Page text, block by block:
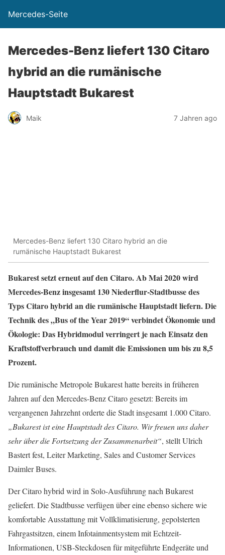
Mercedes-Seite
Mercedes-Benz liefert 130 Citaro
hybrid an die rumänische
Hauptstadt Bukarest
Maik 7 Jahren ago
Mercedes-Benz liefert 130 Citaro hybrid an die
rumänische Hauptstadt Bukarest
Bukarest setzt erneut auf den Citaro. Ab Mai 2020 wird
Mercedes-Benz insgesamt 130 Niederflur-Stadtbusse des
Typs Citaro hybrid an die rumänische Hauptstadt liefern. Die
Technik des „Bus of the Year 2019“ verbindet Ökonomie und
Ökologie: Das Hybridmodul verringert je nach Einsatz den
Kraftstoffverbrauch und damit die Emissionen um bis zu 8,5
Prozent.
Die rumänische Metropole Bukarest hatte bereits in früheren
Jahren auf den Mercedes-Benz Citaro gesetzt: Bereits im
vergangenen Jahrzehnt orderte die Stadt insgesamt 1.000 Citaro.
„Bukarest ist eine Hauptstadt des Citaro. Wir freuen uns daher
sehr über die Fortsetzung der Zusammenarbeit“, stellt Ulrich
Bastert fest, Leiter Marketing, Sales and Customer Services
Daimler Buses.
Der Citaro hybrid wird in Solo-Ausführung nach Bukarest
geliefert. Die Stadtbusse verfügen über eine ebenso sichere wie
komfortable Ausstattung mit Vollklimatisierung, gepolsterten
Fahrgastsitzen, einem Infotainmentsystem mit Echtzeit-
Informationen, USB-Steckdosen für mitgeführte Endgeräte und